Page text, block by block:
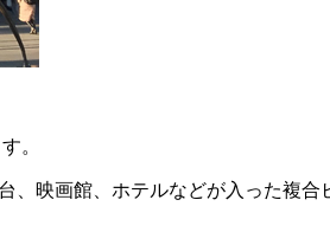
。
、映画館、ホテルなどが入った複合